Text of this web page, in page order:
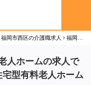
福岡市西区の介護職求人 福岡市西区になる、住宅型有料老人ホームの求人です♪株式会社アフィニティー 住宅型有料老人ホーム アフィニティーつばきの介護職（正社員）求人
人ホームの求人で
型有料老人ホーム